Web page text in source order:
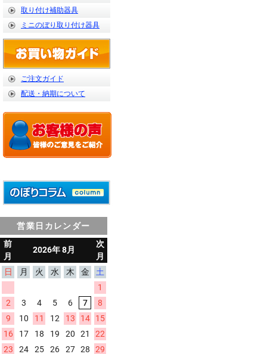
取り付け補助器具
ミニのぼり取り付け器具
ご注文ガイド
配送・納期について
営業日カレンダー